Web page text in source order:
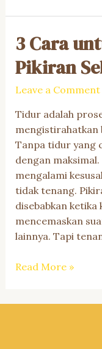
Pancaroba
:
Rumah
Reina
Sharing
Session
Bahas
Serai
3 Cara
Pikiran
Leave a Comment
Tidur adalah
mengistirahatkan
Tanpa tidur yang
dengan
mengalami
tidak tenang.
disebabkan
mencemaskan
lainnya. Tapi
3
Read More »